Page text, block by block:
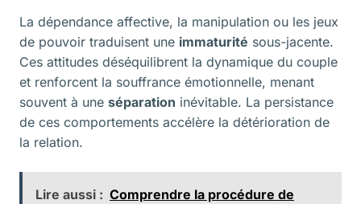
La dépendance affective, la manipulation ou les jeux
de pouvoir traduisent une immaturité sous-jacente.
Ces attitudes déséquilibrent la dynamique du couple
et renforcent la souffrance émotionnelle, menant
souvent à une séparation inévitable. La persistance
de ces comportements accélère la détérioration de
la relation.
Lire aussi : Comprendre la procédure de